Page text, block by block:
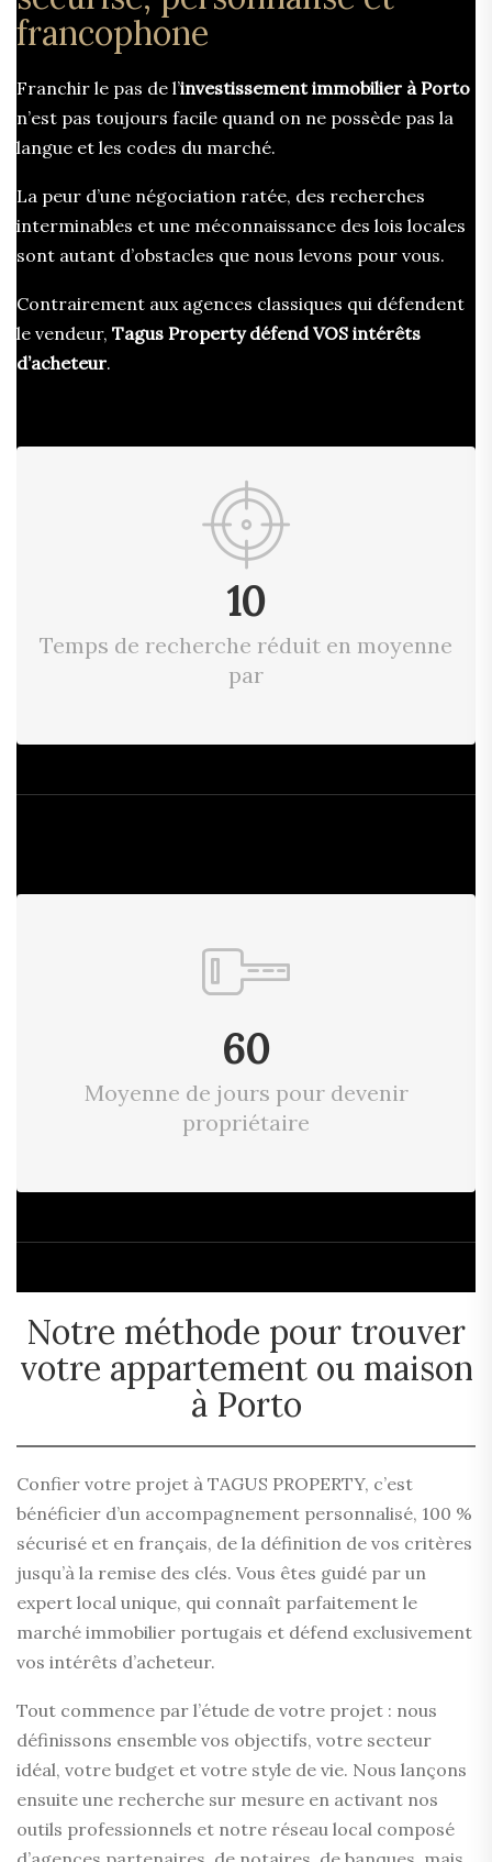
francophone
Franchir le pas de l’investissement immobilier à Porto
n’est pas toujours facile quand on ne possède pas la
langue et les codes du marché.
La peur d’une négociation ratée, des recherches
interminables et une méconnaissance des lois locales
sont autant d’obstacles que nous levons pour vous.
Contrairement aux agences classiques qui défendent
le vendeur, Tagus Property défend VOS intérêts
d’acheteur.
10
Temps de recherche réduit en moyenne
par
60
Moyenne de jours pour devenir
propriétaire
Notre méthode pour trouver
votre appartement ou maison
à Porto
Confier votre projet à TAGUS PROPERTY, c’est
bénéficier d’un accompagnement personnalisé, 100 %
sécurisé et en français, de la définition de vos critères
jusqu’à la remise des clés. Vous êtes guidé par un
expert local unique, qui connaît parfaitement le
marché immobilier portugais et défend exclusivement
vos intérêts d’acheteur.
Tout commence par l’étude de votre projet : nous
définissons ensemble vos objectifs, votre secteur
idéal, votre budget et votre style de vie. Nous lançons
ensuite une recherche sur mesure en activant nos
outils professionnels et notre réseau local composé